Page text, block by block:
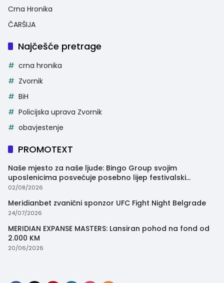
Crna Hronika
ČARŠIJA
Najčešće pretrage
crna hronika
Zvornik
BiH
Policijska uprava Zvornik
obavjestenje
PROMOTEXT
Naše mjesto za naše ljude: Bingo Group svojim
uposlenicima posvećuje posebno lijep festivalski
trenutak
02/08/2026
Meridianbet zvanični sponzor UFC Fight Night Belgrade
24/07/2026
MERIDIAN EXPANSE MASTERS: Lansiran pohod na fond od
2.000 KM
20/06/2026